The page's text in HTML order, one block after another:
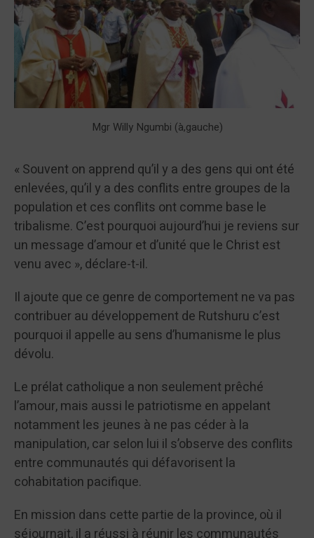
Mgr Willy Ngumbi (à,gauche)
« Souvent on apprend qu’il y a des gens qui ont été
enlevées, qu’il y a des conflits entre groupes de la
population et ces conflits ont comme base le
tribalisme. C’est pourquoi aujourd’hui je reviens sur
un message d’amour et d’unité que le Christ est
venu avec », déclare-t-il.
Il ajoute que ce genre de comportement ne va pas
contribuer au développement de Rutshuru c’est
pourquoi il appelle au sens d’humanisme le plus
dévolu.
Le prélat catholique a non seulement prêché
l’amour, mais aussi le patriotisme en appelant
notamment les jeunes à ne pas céder à la
manipulation, car selon lui il s’observe des conflits
entre communautés qui défavorisent la
cohabitation pacifique.
En mission dans cette partie de la province, où il
séjournait, il a réussi à réunir les communautés